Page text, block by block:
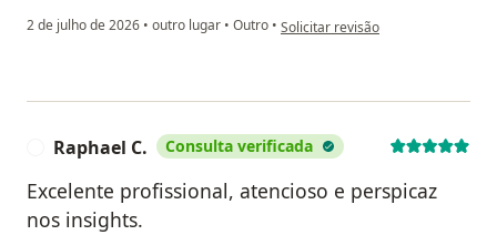
2 de julho de 2026 • outro lugar • Outro • na opinião do utilizador Rodolfo
Solicitar revisão
Raphael C. Consulta verificada
Excelente profissional, atencioso e perspicaz
nos insights.